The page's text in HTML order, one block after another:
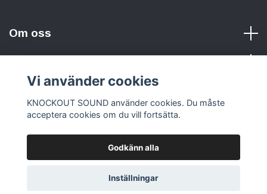
Om oss
Sociala medier
© 2026 KNOCKOUT SOUND
Vi använder cookies
KNOCKOUT SOUND använder cookies. Du måste
acceptera cookies om du vill fortsätta.
Godkänn alla
Inställningar